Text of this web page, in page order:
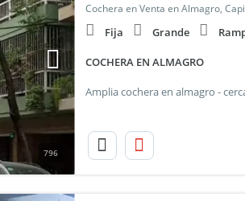
796
Cochera en Venta en Almagro,
Fija Grande
COCHERA EN ALMAGRO
Amplia cochera en almagro -